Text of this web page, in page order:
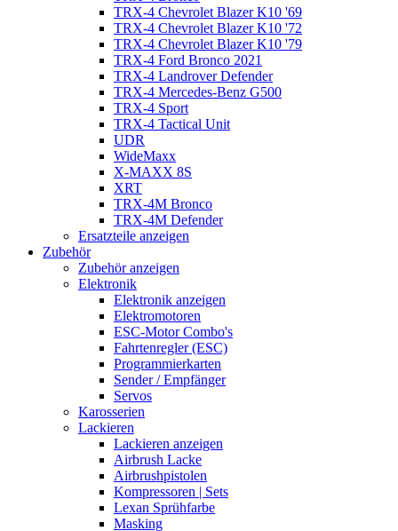
TRX-4 Chevrolet Blazer K10 '69
TRX-4 Chevrolet Blazer K10 '72
TRX-4 Chevrolet Blazer K10 '79
TRX-4 Ford Bronco 2021
TRX-4 Landrover Defender
TRX-4 Mercedes-Benz G500
TRX-4 Sport
TRX-4 Tactical Unit
UDR
WideMaxx
X-MAXX 8S
XRT
TRX-4M Bronco
TRX-4M Defender
Ersatzteile anzeigen
Zubehör
Zubehör anzeigen
Elektronik
Elektronik anzeigen
Elektromotoren
ESC-Motor Combo's
Fahrtenregler (ESC)
Programmierkarten
Sender / Empfänger
Servos
Karosserien
Lackieren
Lackieren anzeigen
Airbrush Lacke
Airbrushpistolen
Kompressoren | Sets
Lexan Sprühfarbe
Masking